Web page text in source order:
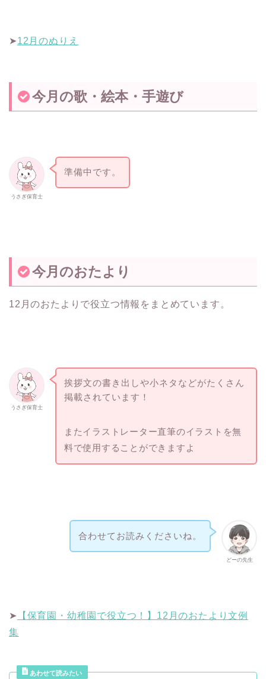
➤12月のぬりえ
今月の歌・絵本・手遊び
うさぎ保育士
準備中です。
今月のおたより
12月のおたよりで役立つ情報をまとめています。
うさぎ保育士
挨拶文の書き出しや小ネタなどがたくさん
掲載されています！
またイラストレーター直筆のイラストを無
料で使用することができますよ
どーの先生
合わせてお読みくださいね。
➤
【保育園・幼稚園で役立つ！】12月のおたより文例
集